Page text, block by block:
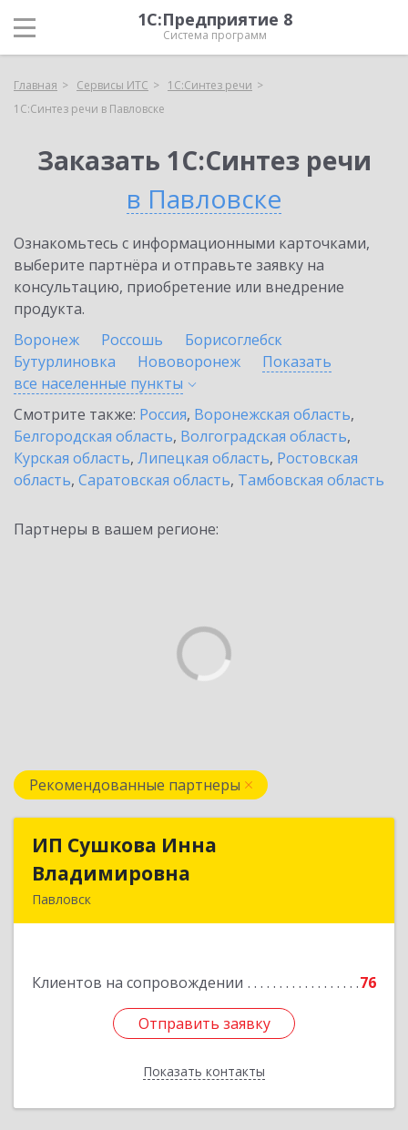
1С:Предприятие 8
Система программ
Главная Сервисы ИТС
1С:Синтез речи
1С:Синтез речи в Павловске
Заказать 1С:Синтез речи
в Павловске
Ознакомьтесь с информационными карточками,
выберите партнёра и отправьте заявку на
консультацию, приобретение или внедрение
продукта.
Воронеж
Россошь
Борисоглебск
Бутурлиновка
Нововоронеж
Показать
все населенные пункты
Смотрите также: Россия, Воронежская область,
Белгородская область, Волгоградская область,
Курская область, Липецкая область, Ростовская
область, Саратовская область, Тамбовская область
Партнеры в вашем регионе:
Рекомендованные партнеры
ИП Сушкова Инна
Владимировна
Павловск
Клиентов на сопровождении 76
Отправить заявку
Показать контакты
ИП Сушкова Инна
Подробнее
Отправить заявку
Назад